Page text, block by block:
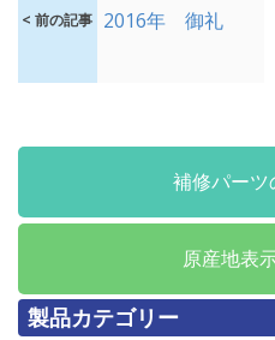
< 前の記事 2016年 御礼
補修パー
原産地表
製品カテゴリー